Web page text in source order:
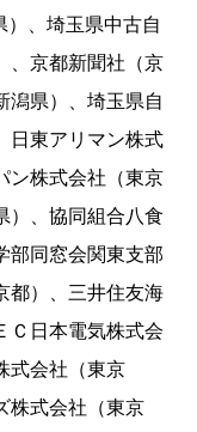
）、埼玉県中古自
、京都新聞社（京
潟県）、埼玉県自
日東アリマン株式
ン株式会社（東京
）、協同組合八食
部同窓会関東支部
都）、三井住友海
Ｃ日本電気株式会
式会社（東京
株式会社（東京